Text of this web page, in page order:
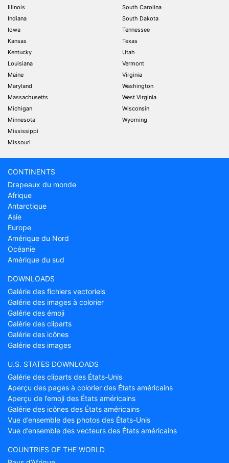
Illinois
Indiana
Iowa
Kansas
Kentucky
Louisiana
Maine
Maryland
Massachusetts
Michigan
Minnesota
Mississippi
Missouri
South Carolina
South Dakota
Tennessee
Texas
Utah
Vermont
Virginia
Washington
West Virginia
Wisconsin
Wyoming
CONTINENTS
Drapeaux du monde
Afrique
Antarctique
Asie
Europe
Amérique du Nord
Océanie
Amérique du sud
DOWNLOADS
Galérie des fichiers vectoriels
Galérie des images à colorier
Galérie des émoji
Galérie des cliparts
Galérie des icônes
Galérie des images
U.S. STATES DOWNLOADS
Galérie des cliparts des États-Unis
Aperçu des pages à colorier des États américains
Aperçu de l’emoji des États américains
Galérie des icônes des États américains
Vue d’ensemble des photos des États-Unis
Vue d’ensemble des vecteurs des États américains
COUNTRIES OF THE WORLD